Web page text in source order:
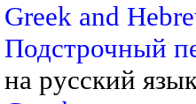
Greek and
Подстрочный
на русский